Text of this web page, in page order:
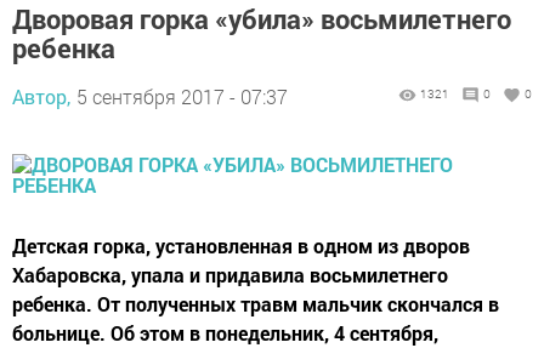
Дворовая горка «убила» восьмилетнего
ребенка
Автор, 5 сентября 2017 - 07:37 1321 0 0
Детская горка, установленная в одном из дворов
Хабаровска, упала и придавила восьмилетнего
ребенка. От полученных травм мальчик скончался в
больнице. Об этом в понедельник, 4 сентября,